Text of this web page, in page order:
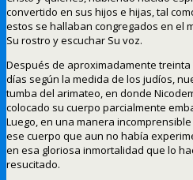
convertido en sus hijos e hijas, tal
estos se hallaban congregados en el
Su rostro y escuchar Su voz.
Después de aproximadamente
días según la medida de los judíos,
tumba del arimateo, en donde
colocado su cuerpo parcialmente
Luego, en una manera
ese cuerpo que aun no había
en esa gloriosa inmortalidad que lo
resucitado.